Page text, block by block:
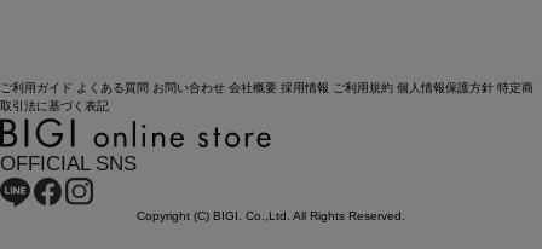
ご利用ガイド よくある質問 お問い合わせ 会社概要 採用情報 ご利用規約 個人情報保護方針 特定商
取引法に基づく表記
OFFICIAL SNS
Copyright (C) BIGI. Co.,Ltd. All Rights Reserved.